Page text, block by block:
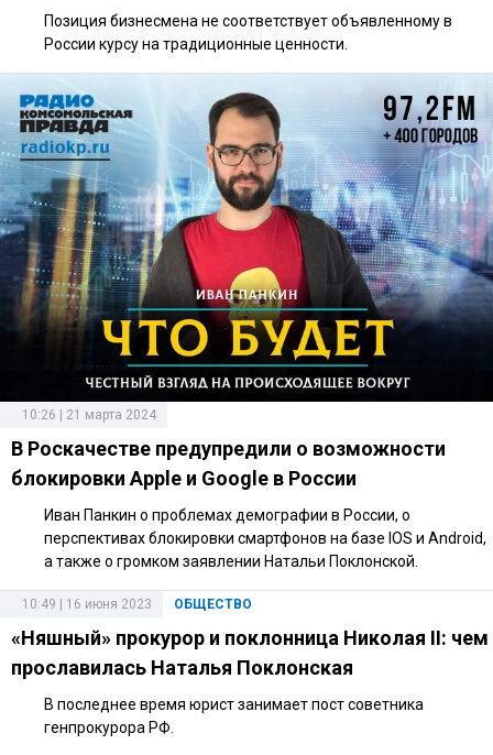
Позиция бизнесмена не соответствует объявленному в
России курсу на традиционные ценности.
10:26 | 21 марта 2024
В Роскачестве предупредили о возможности
блокировки Apple и Google в России
Иван Панкин о проблемах демографии в России, о
перспективах блокировки смартфонов на базе IOS и Android,
а также о громком заявлении Натальи Поклонской.
ОБЩЕСТВО
10:49 | 16 июня 2023
«Няшный» прокурор и поклонница Николая II: чем
прославилась Наталья Поклонская
В последнее время юрист занимает пост советника
генпрокурора РФ.